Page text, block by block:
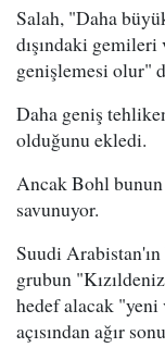
Salah, "Daha
dışındaki gemileri
genişlemesi olur"
Daha geniş
olduğunu ekledi.
Ancak Bohl bunun
savunuyor.
Suudi
grubun
hedef alacak "yeni
açısından ağır